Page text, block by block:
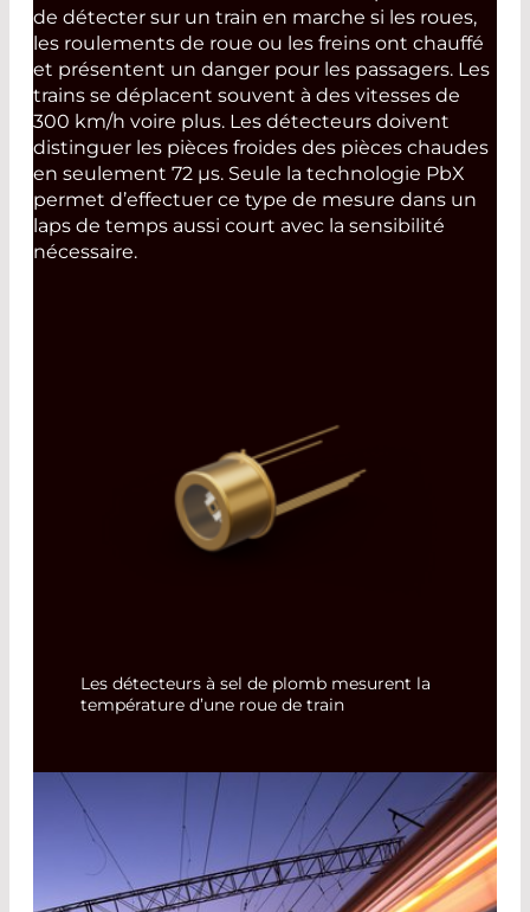
de détecter sur un train en marche si les roues,
les roulements de roue ou les freins ont chauffé
et présentent un danger pour les passagers. Les
trains se déplacent souvent à des vitesses de
300 km/h voire plus. Les détecteurs doivent
distinguer les pièces froides des pièces chaudes
en seulement 72 µs. Seule la technologie PbX
permet d’effectuer ce type de mesure dans un
laps de temps aussi court avec la sensibilité
nécessaire.
Les détecteurs à sel de plomb mesurent la
température d’une roue de train